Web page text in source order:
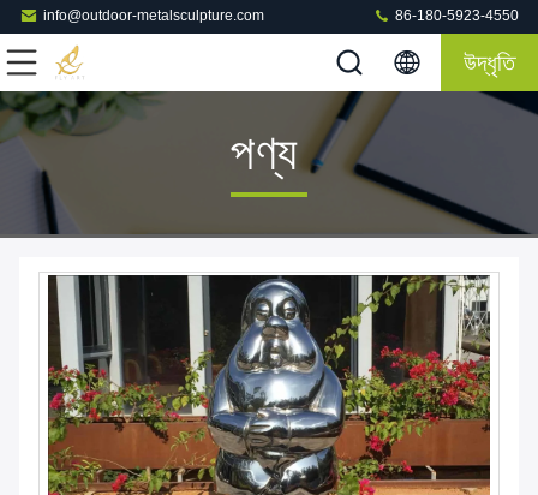
info@outdoor-metalsculpture.com 86-180-5923-4550
উদ্ধৃতি
পণ্য